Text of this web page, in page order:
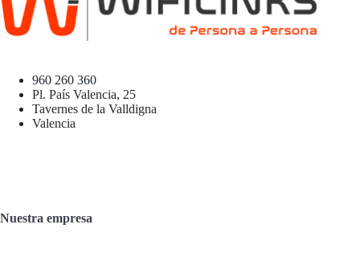
960 260 360
Pl. País Valencia, 25
Tavernes de la Valldigna
Valencia
Nuestra empresa